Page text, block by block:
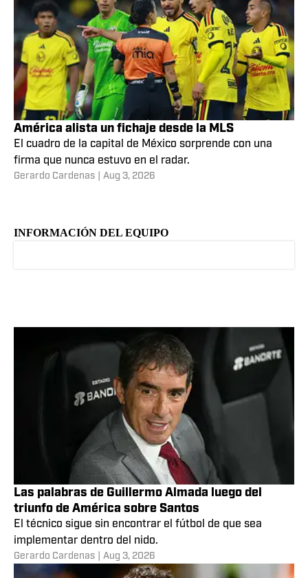
América alista un fichaje desde la MLS
El cuadro de la capital de México sorprende con una
firma que nunca estuvo en el radar.
Gerardo Cardenas Aug 3, 2026
INFORMACIÓN DEL EQUIPO
Las palabras de Guillermo Almada luego del
triunfo de América sobre Santos
El técnico sigue sin encontrar el fútbol de que sea
implementar dentro del nido.
Gerardo Cardenas Aug 3, 2026